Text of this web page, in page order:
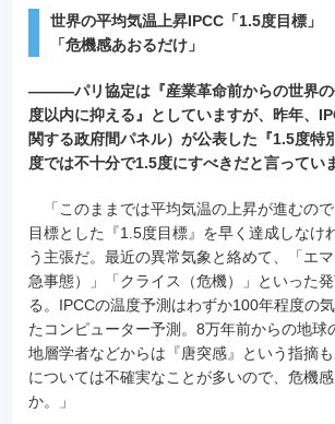
世界の平均気温上昇IPCC「1.5度目標」
「危機感あおるだけ」
―――パリ協定は『産業革命前からの世界の
度以内に抑える』としていますが、昨年、
関する政府間パネル）が公表した『1.5度特
度では不十分で1.5度にすべきだと言ってい
「このままでは平均気温の上昇が進むの
目標とした『1.5度目標』を早く達成しなけ
う主張だ。最近の異常気象と絡めて、「エ
急事態）」「クライス（危機）」といった
る。IPCCの温度予測はわずか100年程度の
たコンピューター予測。8万年前からの地球
地層学者などからは『唐突感』という指摘
については不確実なことが多いので、危機
か。」